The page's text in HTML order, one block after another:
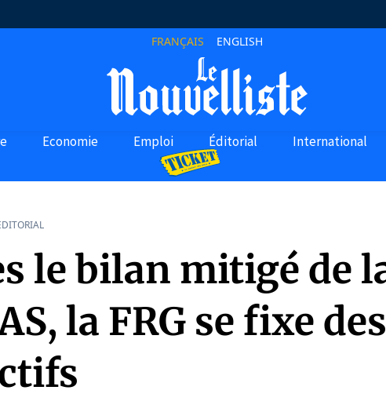
FRANÇAIS ENGLISH
Economie Emploi Éditorial International
le bilan mitigé de
la FRG se fixe des